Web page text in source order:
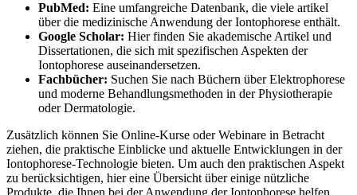
PubMed: Eine umfangreiche Datenbank,​ die viele artikel
über ⁤die medizinische ⁢Anwendung der ‌Iontophorese enthält.
Google ‍Scholar: Hier finden Sie akademische Artikel und
Dissertationen, die⁢ sich mit‌ spezifischen Aspekten​ der
Iontophorese auseinandersetzen.
Fachbücher: Suchen Sie nach Büchern über ‌Elektrophorese
und moderne⁣ Behandlungsmethoden in der ‌Physiotherapie
oder Dermatologie.
Zusätzlich können Sie Online-Kurse ⁢oder Webinare in Betracht
‌ziehen, die praktische‍ Einblicke‌ und aktuelle Entwicklungen ​in der
Iontophorese-Technologie bieten. Um auch den praktischen Aspekt
⁣zu berücksichtigen, hier eine Übersicht⁣ über⁢ einige ⁣nützliche